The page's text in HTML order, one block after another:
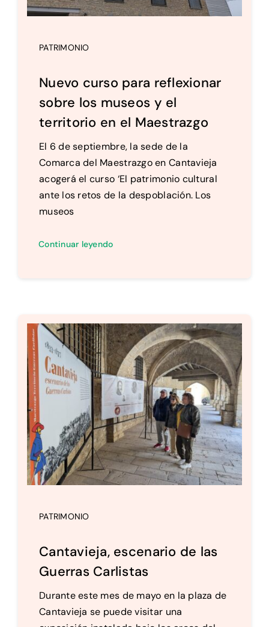
PATRIMONIO
Nuevo curso para reflexionar
sobre los museos y el
territorio en el Maestrazgo
El 6 de septiembre, la sede de la
Comarca del Maestrazgo en Cantavieja
acogerá el curso ‘El patrimonio cultural
ante los retos de la despoblación. Los
museos
Continuar leyendo
PATRIMONIO
Cantavieja, escenario de las
Guerras Carlistas
Durante este mes de mayo en la plaza de
Cantavieja se puede visitar una